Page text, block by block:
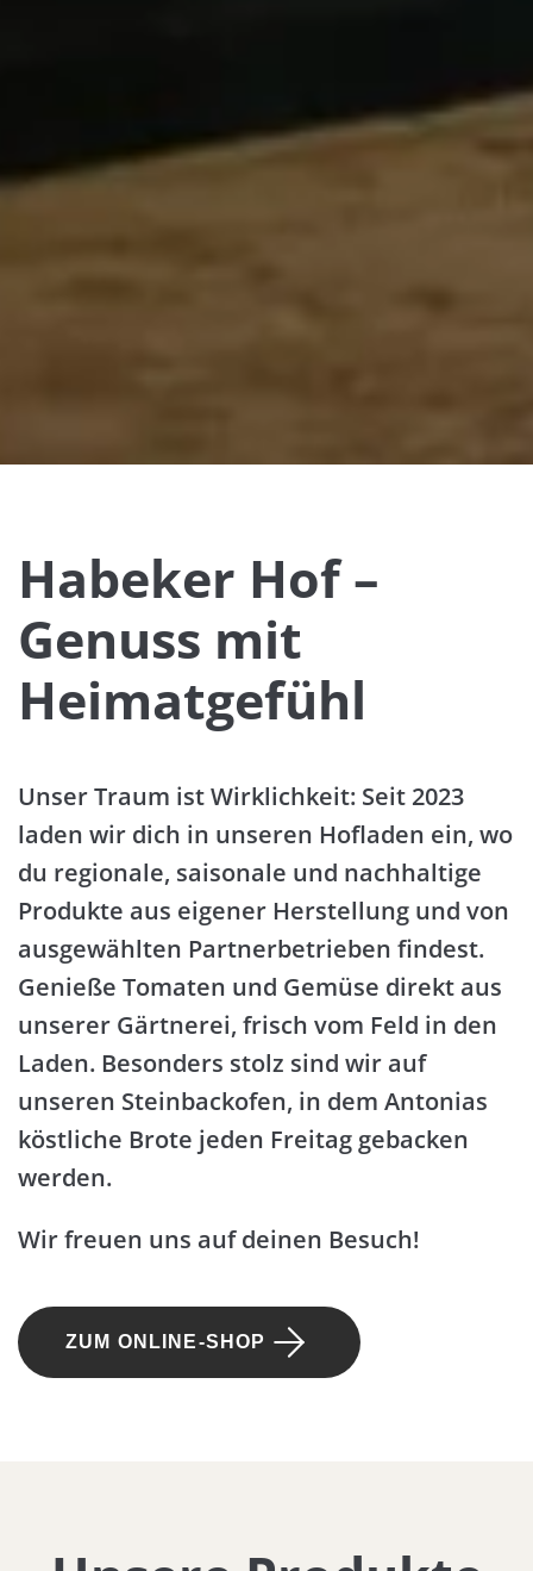
Habeker Hof –
Genuss mit
Heimatgefühl
Unser Traum ist Wirklichkeit: Seit 2023
laden wir dich in unseren Hofladen ein, wo
du regionale, saisonale und nachhaltige
Produkte aus eigener Herstellung und von
ausgewählten Partnerbetrieben findest.
Genieße Tomaten und Gemüse direkt aus
unserer Gärtnerei, frisch vom Feld in den
Laden. Besonders stolz sind wir auf
unseren Steinbackofen, in dem Antonias
köstliche Brote jeden Freitag gebacken
werden.
Wir freuen uns auf deinen Besuch!
ZUM ONLINE-SHOP